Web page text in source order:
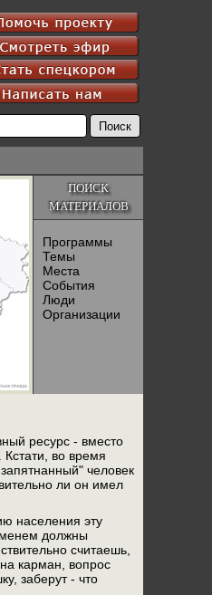
ПОИСК
МАТЕРИАЛОВ
Программы
Темы
Места
События
Люди
Организации
ресурс - вместо
Кстати, во время
человек
ли он имел
населения эту
должны
считаешь,
карман, вопрос
заберут - что